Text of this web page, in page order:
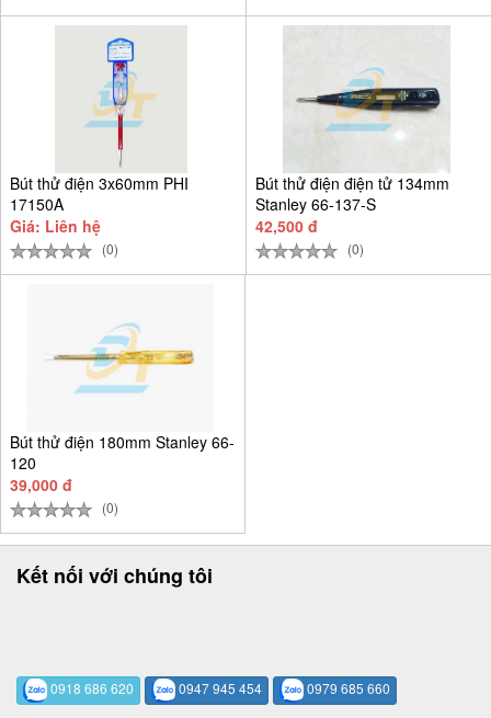
Bút thử điện 3x60mm PHI
17150A
Giá: Liên hệ
(0)
Bút thử điện điện tử 134mm
Stanley 66-137-S
42,500 đ
(0)
Bút thử điện 180mm Stanley 66-
120
39,000 đ
(0)
Kết nối với chúng tôi
0918 686 620 0947 945 454 0979 685 660